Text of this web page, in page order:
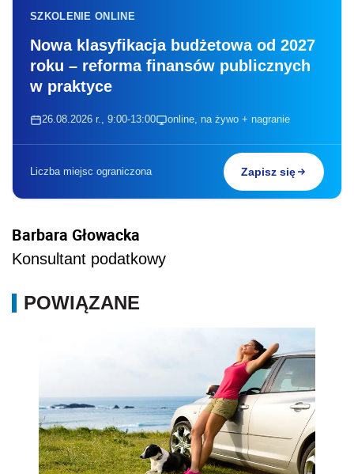
SZKOLENIE ONLINE
Nowa klasyfikacja budżetowa od 2027
roku – reforma finansów publicznych
w praktyce
26.08.2026 r., 9:00-13:00 online, na żywo + nagranie
Liczba miejsc ograniczona Zapisz się
Barbara Głowacka
Konsultant podatkowy
POWIĄZANE